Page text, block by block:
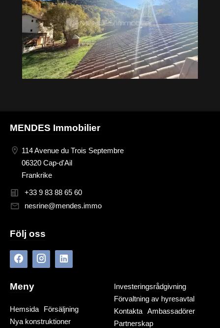
MENDES Immobilier
114 Avenue du Trois Septembre
06320 Cap-d'Ail
Frankrike
+33 9 83 88 65 60
nesrine@mendes.immo
Följ oss
Meny
Hemsida
Försäljning
Nya konstruktioner
Investeringsrådgivning
Förvaltning av hyresavtal
Kontakta
Ambassadörer
Partnerskap